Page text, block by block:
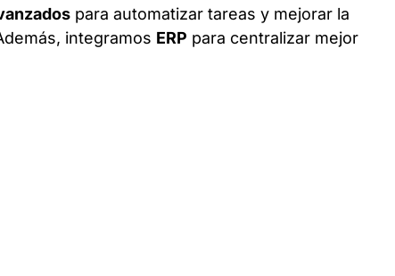
para automatizar tareas y mejorar la
integramos ERP para centralizar mejor